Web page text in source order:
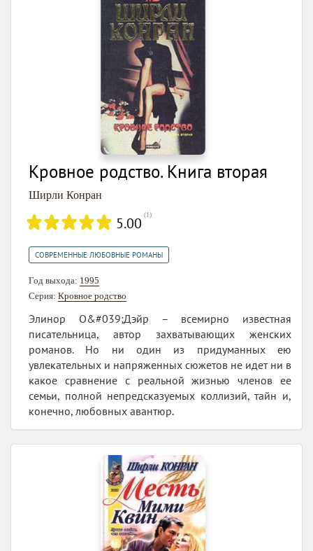
Кровное родство. Книга вторая
Ширли Конран
5.00 (1)
СОВРЕМЕННЫЕ ЛЮБОВНЫЕ РОМАНЫ
Год выхода: 1995
Серия: Кровное родство
Элинор О&#039;Дэйр – всемирно известная
писательница, автор захватывающих женских
романов. Но ни один из придуманных ею
увлекательных и напряженных сюжетов не идет ни в
какое сравнение с реальной жизнью членов ее
семьи, полной непредсказуемых коллизий, тайн и,
конечно, любовных авантюр.